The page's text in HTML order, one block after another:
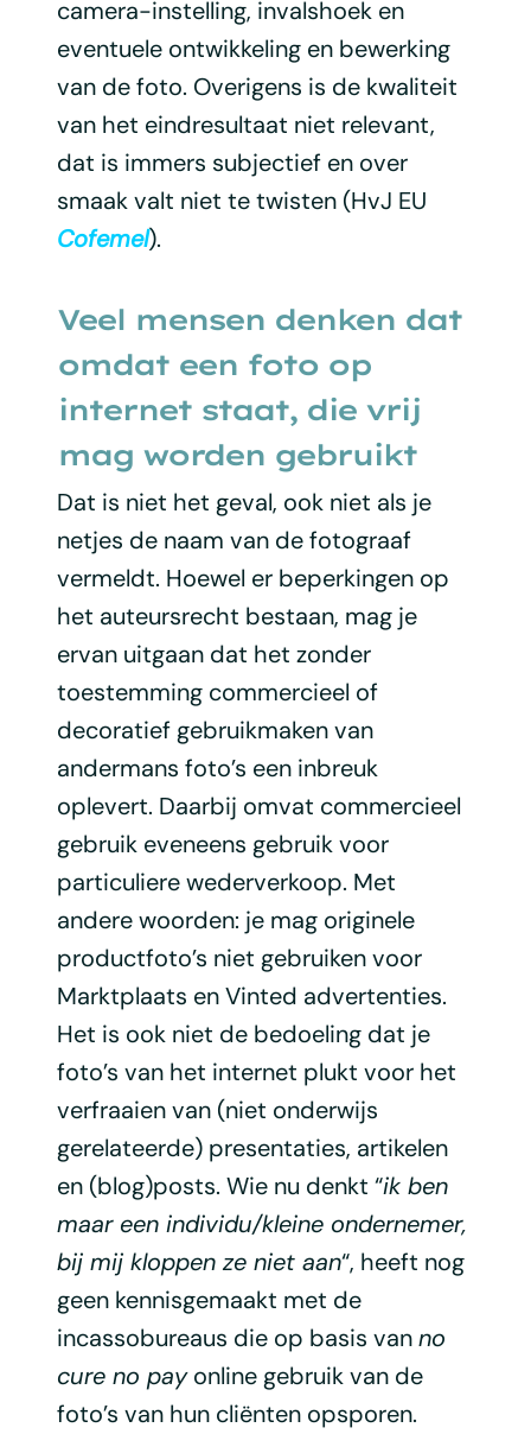
camera-instelling, invalshoek en
eventuele ontwikkeling en bewerking
van de foto. Overigens is de kwaliteit
van het eindresultaat niet relevant,
dat is immers subjectief en over
smaak valt niet te twisten (HvJ EU
Cofemel).
Veel mensen denken dat
omdat een foto op
internet staat, die vrij
mag worden gebruikt
Dat is niet het geval, ook niet als je
netjes de naam van de fotograaf
vermeldt. Hoewel er beperkingen op
het auteursrecht bestaan, mag je
ervan uitgaan dat het zonder
toestemming commercieel of
decoratief gebruikmaken van
andermans foto’s een inbreuk
oplevert. Daarbij omvat commercieel
gebruik eveneens gebruik voor
particuliere wederverkoop. Met
andere woorden: je mag originele
productfoto’s niet gebruiken voor
Marktplaats en Vinted advertenties.
Het is ook niet de bedoeling dat je
foto’s van het internet plukt voor het
verfraaien van (niet onderwijs
gerelateerde) presentaties, artikelen
en (blog)posts. Wie nu denkt “ik ben
maar een individu/kleine ondernemer,
bij mij kloppen ze niet aan“, heeft nog
geen kennisgemaakt met de
incassobureaus die op basis vanno
cure no payonline gebruik van de
foto’s van hun cliënten opsporen.